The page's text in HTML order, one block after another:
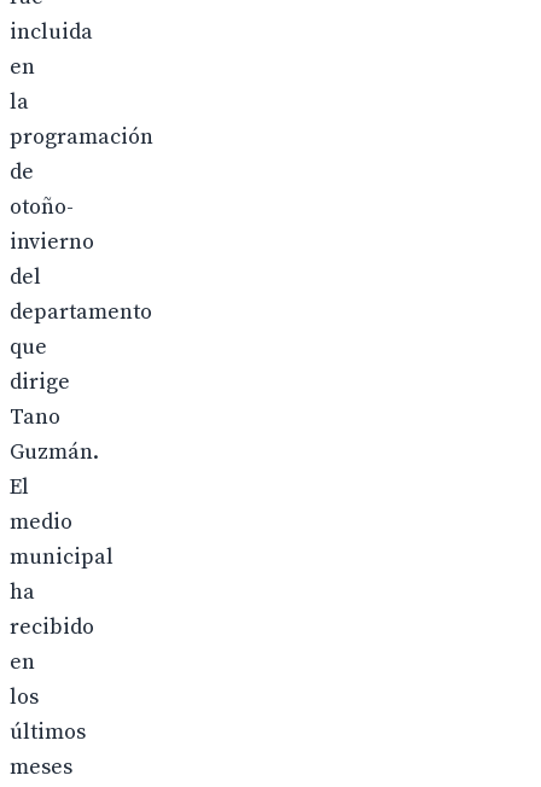
incluida
en
la
programación
de
otoño-
invierno
del
departamento
que
dirige
Tano
Guzmán.
El
medio
municipal
ha
recibido
en
los
últimos
meses